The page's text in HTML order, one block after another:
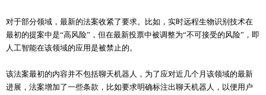
对于部分领域，最新的法案收紧了要求。比如，实时远程生物识别技术在
最初的提案中是“高风险”，但在最新投票中被调整为“不可接受的风险”，即
人工智能在该领域的应用是被禁止的。
该法案最初的内容并不包括聊天机器人，为了应对近几个月该领域的最新
进展，法案增加了一些条款，比如要求明确标注出聊天机器人，以便用户